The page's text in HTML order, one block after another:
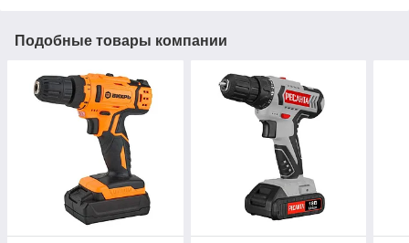
Подобные товары компании